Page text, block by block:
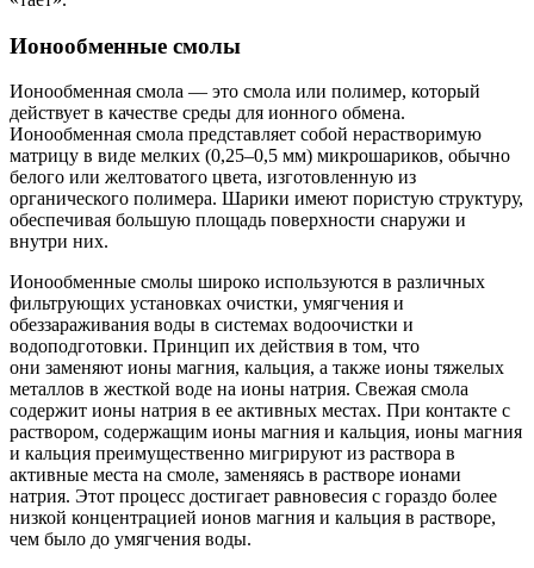
Ионообменные смолы
Ионообменная смола — это смола или полимер, который
действует в качестве среды для ионного обмена.
Ионообменная смола представляет собой нерастворимую
матрицу в виде мелких (0,25–0,5 мм) микрошариков, обычно
белого или желтоватого цвета, изготовленную из
органического полимера. Шарики имеют пористую структуру,
обеспечивая большую площадь поверхности снаружи и
внутри них.
Ионообменные смолы широко используются в различных
фильтрующих установках очистки, умягчения и
обеззараживания воды в системах водоочистки и
водоподготовки. Принцип их действия в том, что
они заменяют ионы магния, кальция, а также ионы тяжелых
металлов в жесткой воде на ионы натрия. Свежая смола
содержит ионы натрия в ее активных местах. При контакте с
раствором, содержащим ионы магния и кальция, ионы магния
и кальция преимущественно мигрируют из раствора в
активные места на смоле, заменяясь в растворе ионами
натрия. Этот процесс достигает равновесия с гораздо более
низкой концентрацией ионов магния и кальция в растворе,
чем было до умягчения воды.